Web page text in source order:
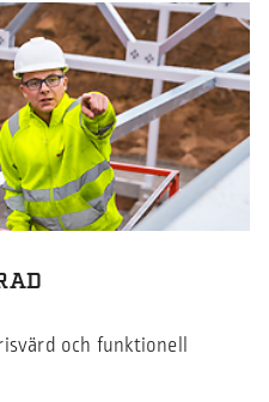
och funktionell